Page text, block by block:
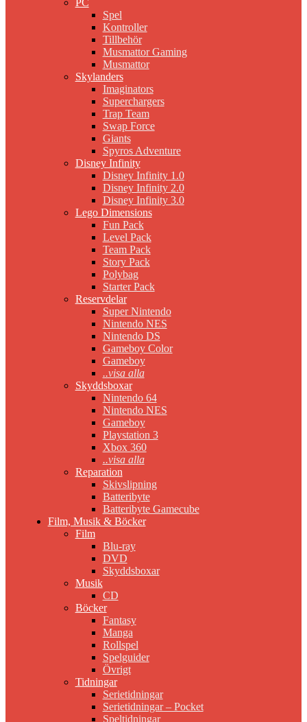
PC
Spel
Kontroller
Tillbehör
Musmattor Gaming
Musmattor
Skylanders
Imaginators
Superchargers
Trap Team
Swap Force
Giants
Spyros Adventure
Disney Infinity
Disney Infinity 1.0
Disney Infinity 2.0
Disney Infinity 3.0
Lego Dimensions
Fun Pack
Level Pack
Team Pack
Story Pack
Polybag
Starter Pack
Reservdelar
Super Nintendo
Nintendo NES
Nintendo DS
Gameboy Color
Gameboy
..visa alla
Skyddsboxar
Nintendo 64
Nintendo NES
Gameboy
Playstation 3
Xbox 360
..visa alla
Reparation
Skivslipning
Batteribyte
Batteribyte Gamecube
Film, Musik & Böcker
Film
Blu-ray
DVD
Skyddsboxar
Musik
CD
Böcker
Fantasy
Manga
Rollspel
Spelguider
Övrigt
Tidningar
Serietidningar
Serietidningar – Pocket
Speltidningar